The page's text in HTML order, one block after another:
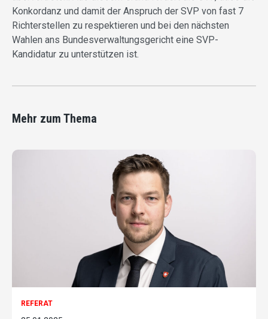
Konkordanz und damit der Anspruch der SVP von fast 7
Richterstellen zu respektieren und bei den nächsten
Wahlen ans Bundesverwaltungsgericht eine SVP-
Kandidatur zu unterstützen ist.
Mehr zum Thema
REFERAT